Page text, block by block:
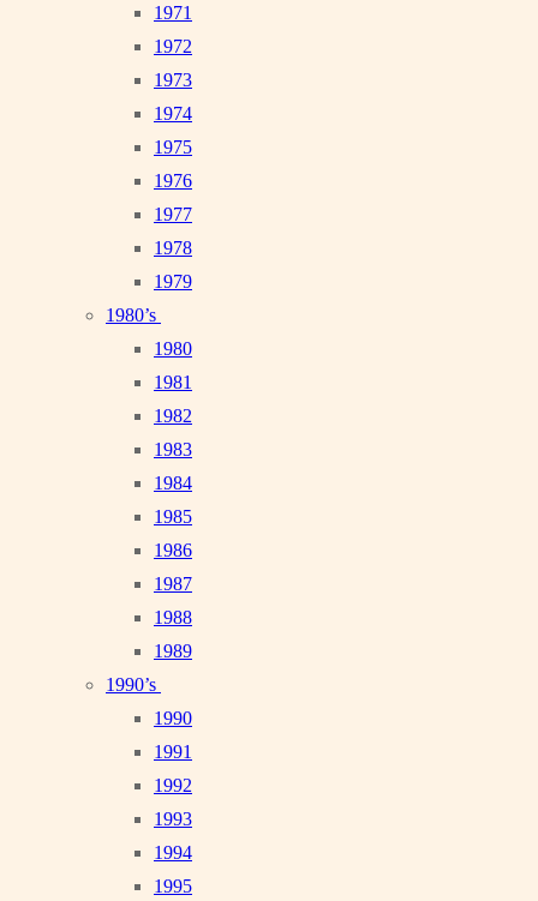
1971
1972
1973
1974
1975
1976
1977
1978
1979
1980’s
1980
1981
1982
1983
1984
1985
1986
1987
1988
1989
1990’s
1990
1991
1992
1993
1994
1995